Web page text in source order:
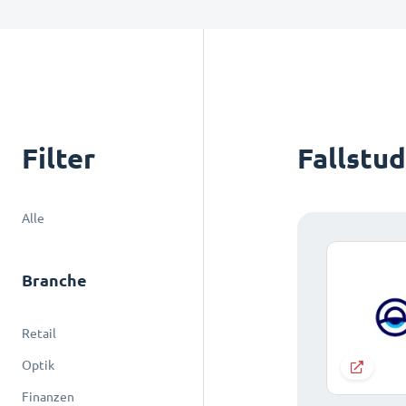
Filter
Alle
Branche
Retail
Optik
Finanzen